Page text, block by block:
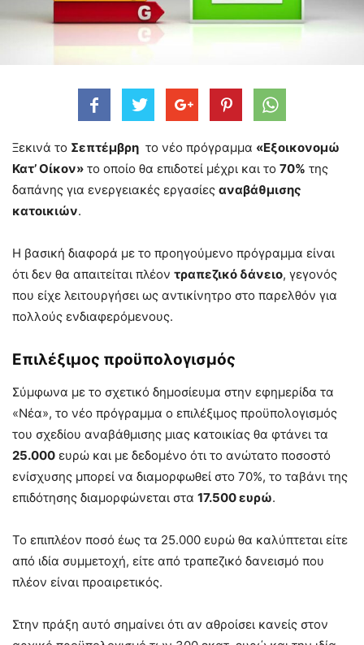
Ξεκινά το Σεπτέμβρη το νέο πρόγραμμα «Εξοικονομώ
Κατ’ Οίκον» το οποίο θα επιδοτεί μέχρι και το 70% της
δαπάνης για ενεργειακές εργασίες αναβάθμισης
κατοικιών.
Η βασική διαφορά με το προηγούμενο πρόγραμμα είναι
ότι δεν θα απαιτείται πλέον τραπεζικό δάνειο, γεγονός
που είχε λειτουργήσει ως αντικίνητρο στο παρελθόν για
πολλούς ενδιαφερόμενους.
Επιλέξιμος προϋπολογισμός
Σύμφωνα με το σχετικό δημοσίευμα στην εφημερίδα τα
«Νέα», το νέο πρόγραμμα ο επιλέξιμος προϋπολογισμός
του σχεδίου αναβάθμισης μιας κατοικίας θα φτάνει τα
25.000 ευρώ και με δεδομένο ότι το ανώτατο ποσοστό
ενίσχυσης μπορεί να διαμορφωθεί στο 70%, το ταβάνι της
επιδότησης διαμορφώνεται στα 17.500 ευρώ.
Το επιπλέον ποσό έως τα 25.000 ευρώ θα καλύπτεται είτε
από ιδία συμμετοχή, είτε από τραπεζικό δανεισμό που
πλέον είναι προαιρετικός.
Στην πράξη αυτό σημαίνει ότι αν αθροίσει κανείς στον